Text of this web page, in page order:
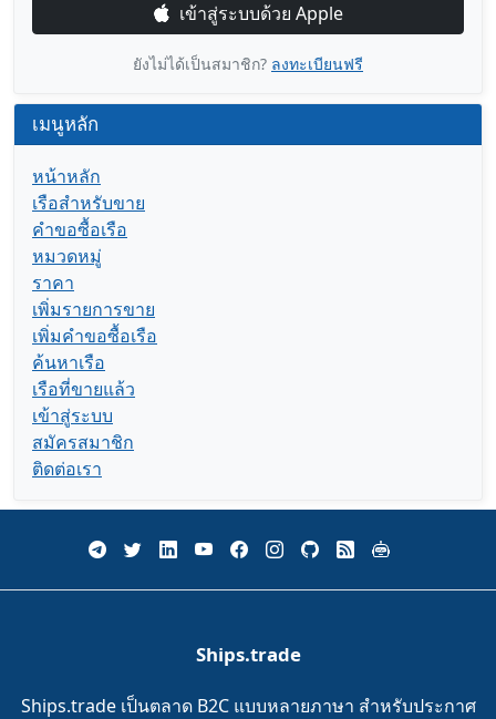
เข้าสู่ระบบด้วย Apple
ยังไม่ได้เป็นสมาชิก? ลงทะเบียนฟรี
เมนูหลัก
หน้าหลัก
เรือสำหรับขาย
คำขอซื้อเรือ
หมวดหมู่
ราคา
เพิ่มรายการขาย
เพิ่มคำขอซื้อเรือ
ค้นหาเรือ
เรือที่ขายแล้ว
เข้าสู่ระบบ
สมัครสมาชิก
ติดต่อเรา
Ships.trade
Ships.trade เป็นตลาด B2C แบบหลายภาษา สำหรับประกาศ